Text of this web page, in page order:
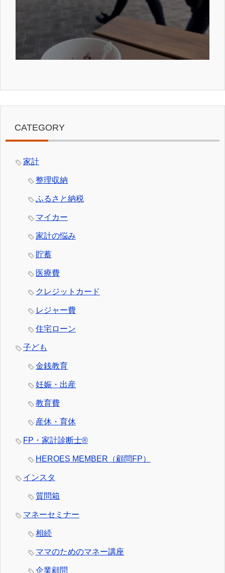
CATEGORY
家計
整理収納
ふるさと納税
マイカー
家計の悩み
貯蓄
医療費
クレジットカード
レジャー費
住宅ローン
子ども
金銭教育
妊娠・出産
教育費
産休・育休
FP・家計診断士®
HEROES MEMBER（顧問FP）
インスタ
質問箱
マネーセミナー
相続
ママのためのマネー講座
企業顧問